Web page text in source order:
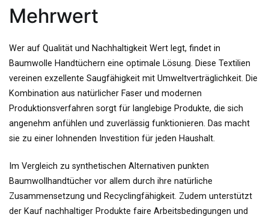
Mehrwert
Wer auf Qualität und Nachhaltigkeit Wert legt, findet in
Baumwolle Handtüchern eine optimale Lösung. Diese Textilien
vereinen exzellente Saugfähigkeit mit Umweltverträglichkeit. Die
Kombination aus natürlicher Faser und modernen
Produktionsverfahren sorgt für langlebige Produkte, die sich
angenehm anfühlen und zuverlässig funktionieren. Das macht
sie zu einer lohnenden Investition für jeden Haushalt.
Im Vergleich zu synthetischen Alternativen punkten
Baumwollhandtücher vor allem durch ihre natürliche
Zusammensetzung und Recyclingfähigkeit. Zudem unterstützt
der Kauf nachhaltiger Produkte faire Arbeitsbedingungen und